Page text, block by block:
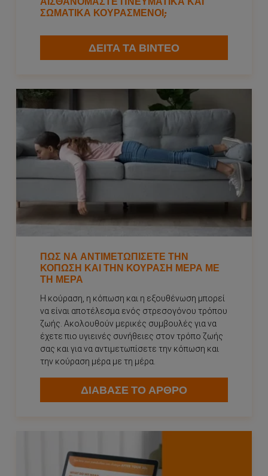
ΣΩΜΑΤΙΚΆ ΚΟΥΡΑΣΜΈΝΟΙ;
ΔΕΙΤΑ ΤΑ ΒΙΝΤΕΟ
ΠΩΣ ΝΑ ΑΝΤΙΜΕΤΩΠΊΣΕΤΕ ΤΗΝ
ΚΌΠΩΣΗ ΚΑΙ ΤΗΝ ΚΟΎΡΑΣΗ ΜΈΡΑ ΜΕ
ΤΗ ΜΈΡΑ
Η κούραση, η κόπωση και η εξουθένωση μπορεί
να είναι αποτέλεσμα ενός στρεσογόνου τρόπου
ζωής. Ακολουθούν μερικές συμβουλές για να
έχετε πιο υγιεινές συνήθειες στον τρόπο ζωής
σας και για να αντιμετωπίσετε την κόπωση και
την κούραση μέρα με τη μέρα.
ΔΙΑΒΑΣΕ ΤΟ ΑΡΘΡΟ